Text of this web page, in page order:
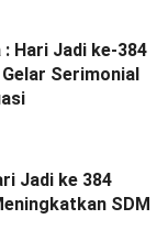
: Hari Jadi ke-384
Serimonial
Jadi ke 384
SDM